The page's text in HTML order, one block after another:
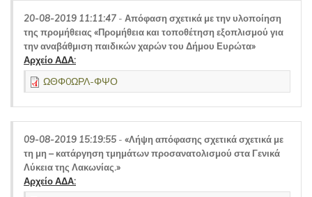
20-08-2019 11:11:47 - Απόφαση σχετικά με την υλοποίηση
της προμήθειας «Προμήθεια και τοποθέτηση εξοπλισμού για
την αναβάθμιση παιδικών χαρών του Δήμου Ευρώτα»
Αρχείο ΑΔΑ:
ΩΘΦ0ΩΡΛ-ΦΨΟ
09-08-2019 15:19:55 - «Λήψη απόφασης σχετικά σχετικά με
τη μη – κατάργηση τμημάτων προσανατολισμού στα Γενικά
Λύκεια της Λακωνίας.»
Αρχείο ΑΔΑ: